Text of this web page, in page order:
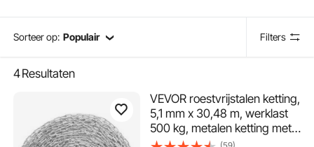
Sorteer op: Populair Filters
4Resultaten
VEVOR roestvrijstalen ketting,
5,1 mm x 30,48 m, werklast
500 kg, metalen ketting met
twee sluitingen,